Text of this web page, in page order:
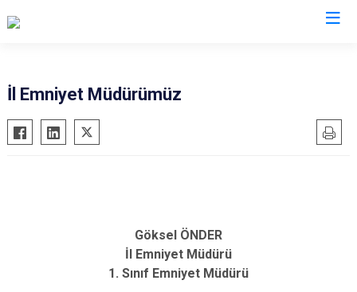
İl Emniyet Müdürümüz
Göksel ÖNDER
İl Emniyet Müdürü
1. Sınıf Emniyet Müdürü